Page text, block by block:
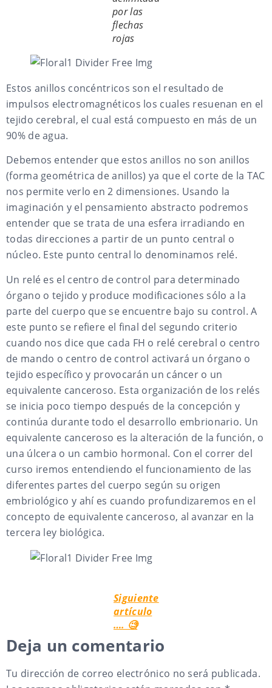
por las
flechas
rojas
Estos anillos concéntricos son el resultado de
impulsos electromagnéticos los cuales resuenan en el
tejido cerebral, el cual está compuesto en más de un
90% de agua.
Debemos entender que estos anillos no son anillos
(forma geométrica de anillos) ya que el corte de la TAC
nos permite verlo en 2 dimensiones. Usando la
imaginación y el pensamiento abstracto podremos
entender que se trata de una esfera irradiando en
todas direcciones a partir de un punto central o
núcleo. Este punto central lo denominamos relé.
Un relé es el centro de control para determinado
órgano o tejido y produce modificaciones sólo a la
parte del cuerpo que se encuentre bajo su control. A
este punto se refiere el final del segundo criterio
cuando nos dice que cada FH o relé cerebral o centro
de mando o centro de control activará un órgano o
tejido específico y provocarán un cáncer o un
equivalente canceroso. Esta organización de los relés
se inicia poco tiempo después de la concepción y
continúa durante todo el desarrollo embrionario. Un
equivalente canceroso es la alteración de la función, o
una úlcera o un cambio hormonal. Con el correr del
curso iremos entendiendo el funcionamiento de las
diferentes partes del cuerpo según su origen
embriológico y ahí es cuando profundizaremos en el
concepto de equivalente canceroso, al avanzar en la
tercera ley biológica.
Siguiente
artículo
…. 🧐
Deja un comentario
Tu dirección de correo electrónico no será publicada.